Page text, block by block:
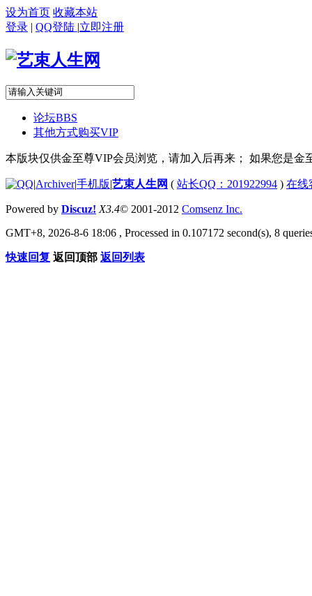
设为首页 收藏本站
登录 | QQ登陆 |立即注册
论坛BBS
其他方式购买VIP
本版块仅供金至尊VIP会员浏览，请加入后再来； 如果您是金
|Archiver|手机版|艺束人生网 ( 站长QQ：201922994 ) 在线
Powered by Discuz! X3.4© 2001-2012 Comsenz Inc.
GMT+8, 2026-8-6 18:06 , Processed in 0.107172 second(s), 8
快速回复 返回顶部 返回列表